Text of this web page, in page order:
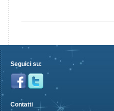
Seguici su:
Contatti